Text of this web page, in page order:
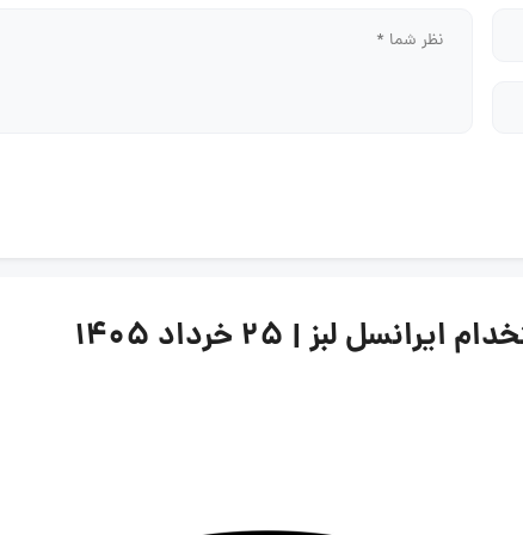
لبز | ۲۵ خرداد ۱۴۰۵